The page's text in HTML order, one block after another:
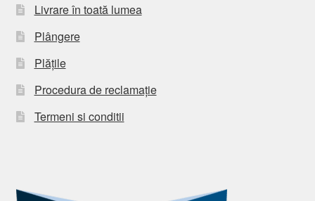
Livrare în toată lumea
Plângere
Plățile
Procedura de reclamație
Termeni si conditii